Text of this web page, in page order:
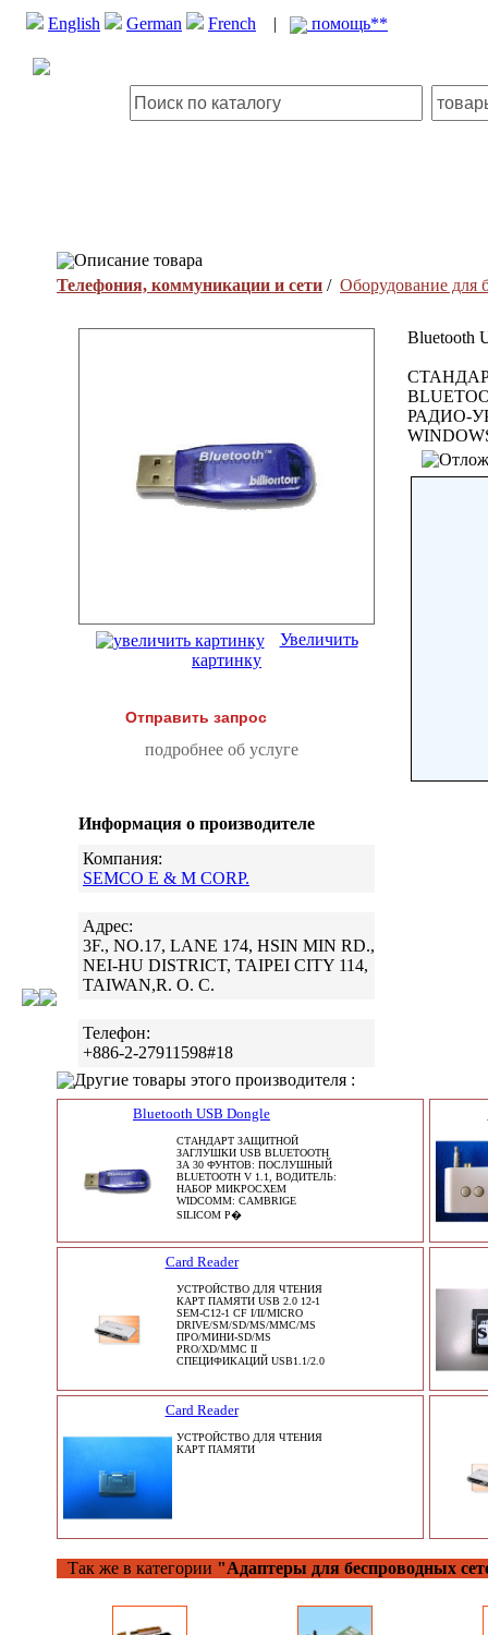
English German French | помощь**
Описание товара
Телефония, коммуникации и сети / Оборудование для
Увеличить
картинку
Отправить запрос
подробнее об услуге
Информация о производителе
Компания:
SEMCO E & M CORP.
Адрес:
3F., NO.17, LANE 174, HSIN MIN RD.,
NEI-HU DISTRICT, TAIPEI CITY 114,
TAIWAN,R. O. C.
Телефон:
+886-2-27911598#18
Bluetooth
РАДИО-
Другие товары этого производителя :
Bluetooth USB Dongle
СТАНДАРТ ЗАЩИТНОЙ
ЗАГЛУШКИ USB BLUETOOTH
ЗА 30 ФУНТОВ: ПОСЛУШНЫЙ
BLUETOOTH V 1.1, ВОДИТЕЛЬ:
НАБОР МИКРОСХЕМ
WIDCOMM: CAMBRIGE
SILICOM Р�
Card Reader
УСТРОЙСТВО ДЛЯ ЧТЕНИЯ
КАРТ ПАМЯТИ USB 2.0 12-1
SEM-C12-1 CF I/II/MICRO
DRIVE/SM/SD/MS/MMC/MS
ПРО/МИНИ-SD/MS
PRO/XD/MMC II
СПЕЦИФИКАЦИЙ USB1.1/2.0
Card Reader
УСТРОЙСТВО ДЛЯ ЧТЕНИЯ
КАРТ ПАМЯТИ
Так же в категории "Адаптеры для беспроводных